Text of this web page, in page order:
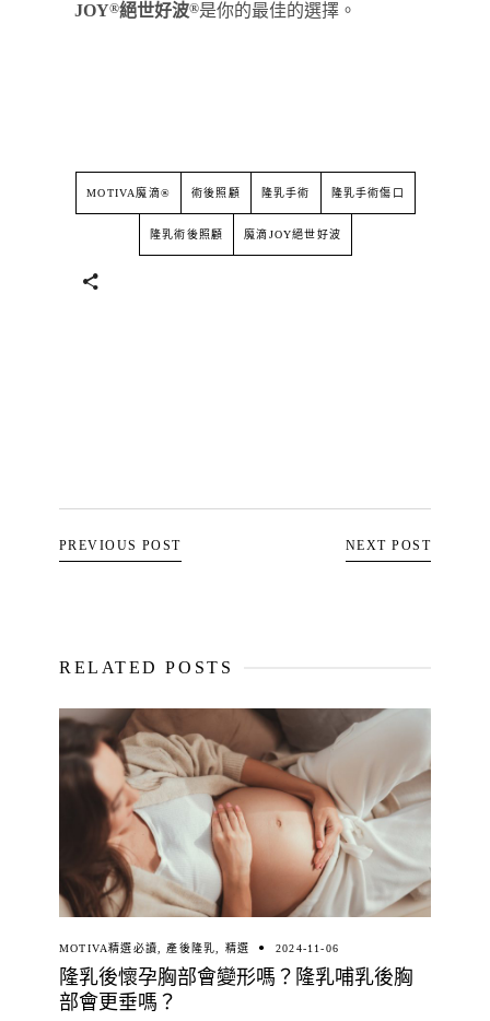
JOY®絕世好波®是你的最佳的選擇。
MOTIVA魔滴® 術後照顧 隆乳手術 隆乳手術傷口
隆乳術後照顧 魔滴JOY絕世好波
PREVIOUS POST NEXT POST
RELATED POSTS
MOTIVA精選必讀,產後隆乳, 精選 2024-11-06
隆乳後懷孕胸部會變形嗎？隆乳哺乳後胸
部會更垂嗎？